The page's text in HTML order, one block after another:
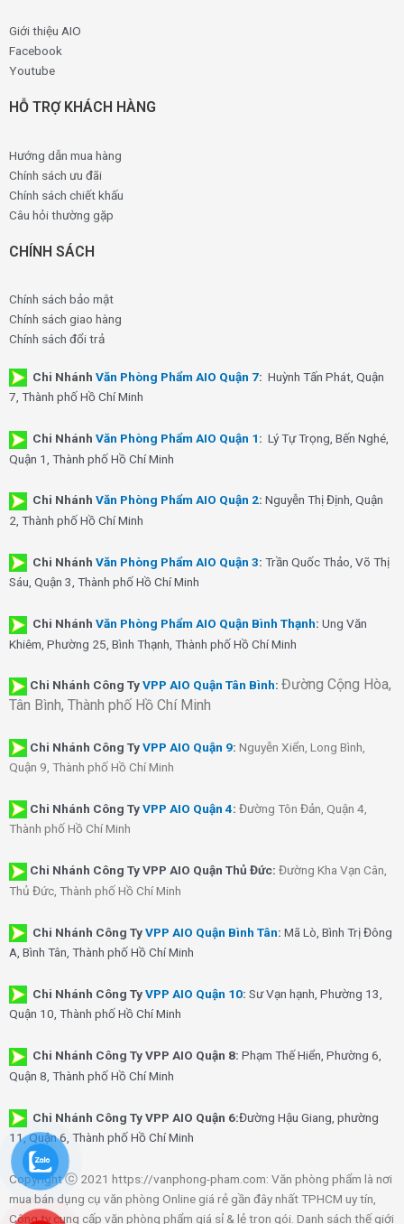
Giới thiệu AIO
Facebook
Youtube
HỖ TRỢ KHÁCH HÀNG
Hướng dẫn mua hàng
Chính sách ưu đãi
Chính sách chiết khấu
Câu hỏi thường gặp
CHÍNH SÁCH
Chính sách bảo mật
Chính sách giao hàng
Chính sách đổi trả
Chi Nhánh Văn Phòng Phẩm AIO Quận 7: Huỳnh Tấn Phát, Quận
7, Thành phố Hồ Chí Minh
Chi Nhánh Văn Phòng Phẩm AIO Quận 1: Lý Tự Trọng, Bến Nghé,
Quận 1, Thành phố Hồ Chí Minh
Chi Nhánh Văn Phòng Phẩm AIO Quận 2: Nguyễn Thị Định, Quận
2, Thành phố Hồ Chí Minh
Chi Nhánh Văn Phòng Phẩm AIO Quận 3: Trần Quốc Thảo, Võ Thị
Sáu, Quận 3, Thành phố Hồ Chí Minh
Chi Nhánh Văn Phòng Phẩm AIO Quận Bình Thạnh: Ung Văn
Khiêm, Phường 25, Bình Thạnh, Thành phố Hồ Chí Minh
Chi Nhánh Công TyVPP AIO Quận Tân Bình: Đường Cộng Hòa,
Tân Bình, Thành phố Hồ Chí Minh
Chi Nhánh Công TyVPP AIO Quận 9: Nguyễn Xiển, Long Bình,
Quận 9, Thành phố Hồ Chí Minh
Chi Nhánh Công TyVPP AIO Quận 4: Đường Tôn Đản, Quận 4,
Thành phố Hồ Chí Minh
Chi Nhánh Công Ty VPP AIO Quận Thủ Đức: Đường Kha Vạn Cân,
Thủ Đức, Thành phố Hồ Chí Minh
Chi Nhánh Công TyVPP AIO Quận Bình Tân: Mã Lò, Bình Trị Đông
A, Bình Tân, Thành phố Hồ Chí Minh
Chi Nhánh Công TyVPP AIO Quận 10: Sư Vạn hạnh, Phường 13,
Quận 10, Thành phố Hồ Chí Minh
Chi Nhánh Công Ty VPP AIO Quận 8: Phạm Thế Hiển, Phường 6,
Quận 8, Thành phố Hồ Chí Minh
Chi Nhánh Công Ty VPP AIO Quận 6:Đường Hậu Giang, phường
11, Quận 6, Thành phố Hồ Chí Minh
Copyright ⓒ 2021 https://vanphong-pham.com: Văn phòng phẩm là nơi
mua bán dụng cụ văn phòng Online giá rẻ gần đây nhất TPHCM uy tín,
Công ty cung cấp văn phòng phẩm giá sỉ & lẻ trọn gói. Danh sách thế giới